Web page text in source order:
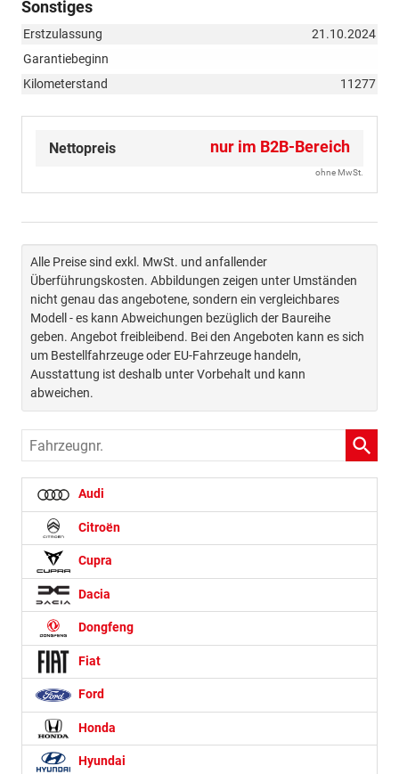
Sonstiges
Erstzulassung
21.10.2024
Garantiebeginn
Kilometerstand
11277
Nettopreis nur im B2B-Bereich
ohne MwSt.
Alle Preise sind exkl. MwSt. und anfallender
Überführungskosten. Abbildungen zeigen unter Umständen
nicht genau das angebotene, sondern ein vergleichbares
Modell - es kann Abweichungen bezüglich der Baureihe
geben. Angebot freibleibend. Bei den Angeboten kann es sich
um Bestellfahrzeuge oder EU-Fahrzeuge handeln,
Ausstattung ist deshalb unter Vorbehalt und kann
abweichen.
Fahrzeugnr.
Audi
Citroën
Cupra
Dacia
Dongfeng
Fiat
Ford
Honda
Hyundai